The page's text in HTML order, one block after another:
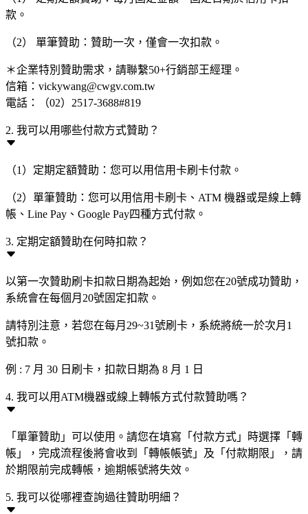
款。
（2） 單筆贊助：贊助一次，僅會一次扣款。
＊企業特別贊助需求，請聯繫50+行銷部王經理。
信箱：vickywang@cwgv.com.tw
電話：（02）2517-3688#819
2. 我可以用哪些付款方式贊助？
（1）定期定額贊助：您可以用信用卡刷卡付款。
（2）單筆贊助：您可以用信用卡刷卡、ATM 機器或是線上轉
帳、Line Pay、Google Pay四種方式付款。
3. 定期定額贊助在何時扣款？
以第一次贊助刷卡扣款日期為起始，例如您在20號成功贊助，
系統會在每個月20號固定扣款。
請特別注意，若您在每月29~31號刷卡，系統將統一於次月1
號扣款。
例 : 7 月 30 日刷卡，扣款日期為 8 月 1 日
4. 我可以用ATM機器或線上轉帳方式付款贊助嗎？
「單筆贊助」可以使用。請您在填寫「付款方式」時選擇「轉
帳」，完成流程後將會收到「轉帳帳號」及「付款期限」，請
於期限前完成轉帳，逾期帳號將失效。
5. 我可以從哪裡查詢過往贊助明細？